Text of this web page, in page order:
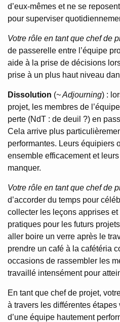
d’eux-mêmes et ne se
pour superviser
Votre rôle en tant que chef de
de passerelle entre l’équipe
aide à la prise de décisions
prise à un plus haut niveau
Dissolution (~ Adjourning) :
projet, les membres de
perte (NdT : de deuil ?) en
Cela arrive plus
performantes. Leurs équipiers
ensemble efficacement et
manquer.
Votre rôle en tant que chef de
d’accorder du temps pour
collecter les leçons apprises
pratiques pour les futurs
aller boire un verre après le
prendre un café à la cafétéria
occasions de rassembler les
travaillé intensément pour
En tant que chef de projet,
à travers les différentes étapes
d’une équipe hautement